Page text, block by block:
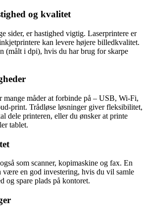
og kvalitet
sider, er hastighed vigtig. Laserprintere er
kan levere højere billedkvalitet.
(målt i dpi), hvis du har brug for skarpe
mange måder at forbinde på – USB, Wi-Fi,
print. Trådløse løsninger giver fleksibilitet,
dele printeren, eller du ønsker at printe
tablet.
som scanner, kopimaskine og fax. En
en god investering, hvis du vil samle
og spare plads på kontoret.